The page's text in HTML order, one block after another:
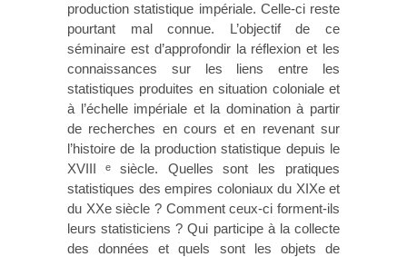
production statistique impériale. Celle-ci reste
pourtant mal connue. L’objectif de ce
séminaire est d’approfondir la réflexion et les
connaissances sur les liens entre les
statistiques produites en situation coloniale et
à l’échelle impériale et la domination à partir
de recherches en cours et en revenant sur
l’histoire de la production statistique depuis le
XVIII e siècle. Quelles sont les pratiques
statistiques des empires coloniaux du XIXe et
du XXe siècle ? Comment ceux-ci forment-ils
leurs statisticiens ? Qui participe à la collecte
des données et quels sont les objets de